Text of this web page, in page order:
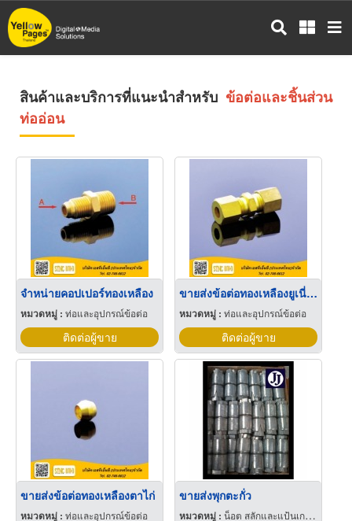
ข้าม
ไป
สินค้าและบริการที่แนะนำสำหรับ ข้อต่อและชิ้นส่วน
ท่ออ่อน
จำหน่ายคอปเปอร์ทองเหลือง
หมวดหมู่ : ท่อและอุปกรณ์ข้อต่อ
ติดต่อผู้ขาย
ขายส่งข้อต่อทองเหลืองยูเนี่ยนตาไก่
หมวดหมู่ :ท่อและอุปกรณ์ข้อต่อ
ติดต่อผู้ขาย
ขายส่งข้อต่อทองเหลืองตาไก่
หมวดหมู่ : ท่อและอุปกรณ์ข้อต่อ
ขายส่งพุกตะกั่ว
หมวดหมู่ :น็อต สลักและแป้นเกลียว